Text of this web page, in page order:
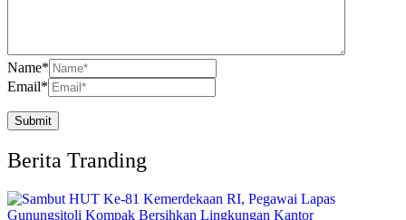
Name*
Email*
Berita Tranding